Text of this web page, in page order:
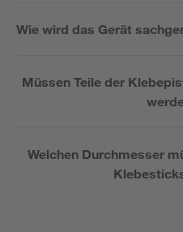
Wie wird das Gerät
Müssen Teile der
Welchen Durchmesser